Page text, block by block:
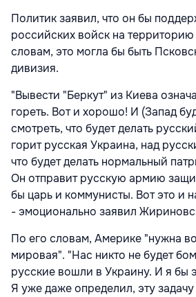
Политик заявил, что он бы
российских войск на
словам, это могла бы быть
дивизия.
"Вывести "Беркут" из Киева
гореть. Вот и хорошо! И (Запад
смотреть, что будет делать
горит русская Украина, над
что будет делать нормальный
Он отправит русскую армию
бы царь и коммунисты. Вот это и
- эмоционально заявил
По его словам, Америке "нужна
мировая". "Нас никто не будет
русские вошли в Украину. И я бы
Я уже даже определил, эту